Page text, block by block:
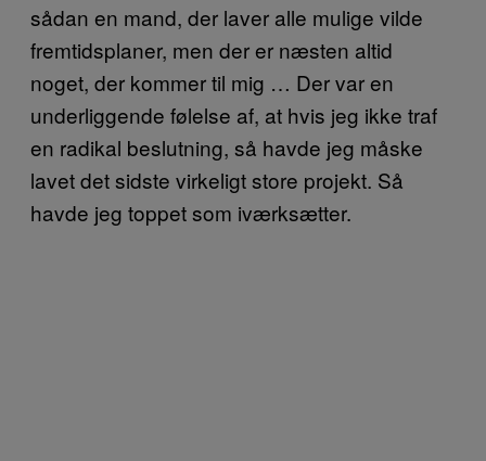
sådan en mand, der laver alle mulige vilde
fremtidsplaner, men der er næsten altid
noget, der kommer til mig … Der var en
underliggende følelse af, at hvis jeg ikke traf
en radikal beslutning, så havde jeg måske
lavet det sidste virkeligt store projekt. Så
havde jeg toppet som iværksætter.